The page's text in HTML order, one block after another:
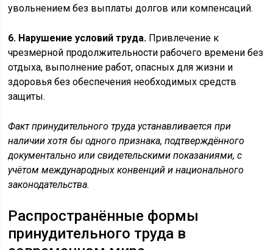
увольнением без выплаты долгов или компенсаций.
6. Нарушение условий труда. Привлечение к
чрезмерной продолжительности рабочего времени без
отдыха, выполнение работ, опасных для жизни и
здоровья без обеспечения необходимых средств
защиты.
Факт принудительного труда устанавливается при
наличии хотя бы одного признака, подтверждённого
документально или свидетельскими показаниями, с
учётом международных конвенций и национального
законодательства.
Распространённые формы
принудительного труда в